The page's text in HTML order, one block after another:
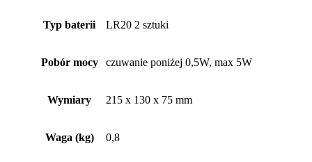
Typ baterii LR20 2 sztuki
Pobór mocy czuwanie poniżej 0,5W, max 5W
Wymiary 215 x 130 x 75 mm
Waga (kg) 0,8